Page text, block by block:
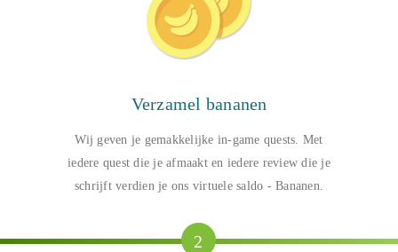
Verzamel bananen
Wij geven je gemakkelijke in-game quests. Met
iedere quest die je afmaakt en iedere review die je
schrijft verdien je ons virtuele saldo - Bananen.
2